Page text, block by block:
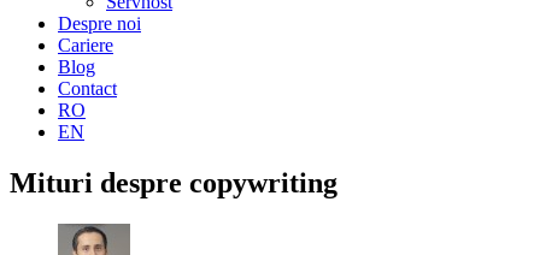
Despre noi
Cariere
Blog
Contact
RO
EN
Mituri despre copywriting